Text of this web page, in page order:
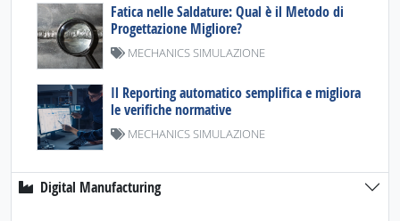
Fatica nelle Saldature: Qual è il Metodo di
Progettazione Migliore?
MECHANICS SIMULAZIONE
Il Reporting automatico semplifica e migliora
le verifiche normative
MECHANICS SIMULAZIONE
Digital Manufacturing